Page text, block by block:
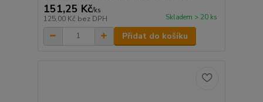
151,25 Kč/ks
125,00 Kč bez DPH Skladem > 20 ks
Přidat do košíku